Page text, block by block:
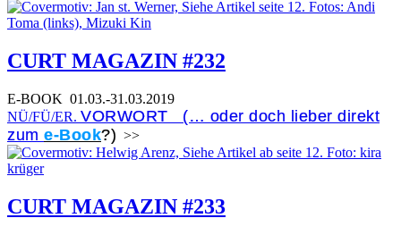
CURT MAGAZIN #232
E-BOOK 01.03.-31.03.2019
NÜ/FÜ/ER. VORWORT (… oder doch lieber direkt
zum e-Book?) >>
CURT MAGAZIN #233